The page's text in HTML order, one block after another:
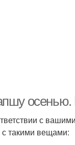
с
с такими вещами: